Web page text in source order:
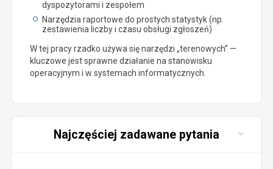
dyspozytorami i zespołem
Narzędzia raportowe do prostych statystyk (np.
zestawienia liczby i czasu obsługi zgłoszeń)
W tej pracy rzadko używa się narzędzi „terenowych” —
kluczowe jest sprawne działanie na stanowisku
operacyjnym i w systemach informatycznych.
Najczęściej zadawane pytania